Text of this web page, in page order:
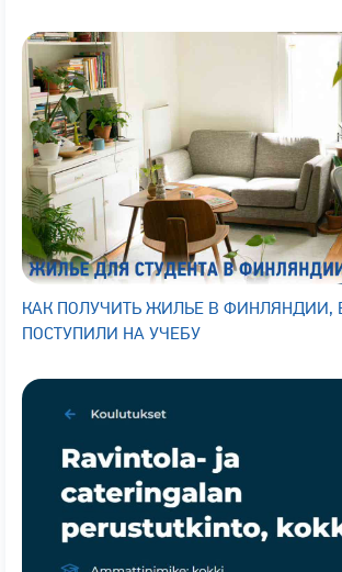
КАК ПОЛУЧИТЬ ЖИЛЬЕ В ФИНЛЯНДИИ,
ПОСТУПИЛИ НА УЧЕБУ